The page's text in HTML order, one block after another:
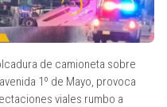
de camioneta sobre
1º de Mayo, provoca
viales rumbo a